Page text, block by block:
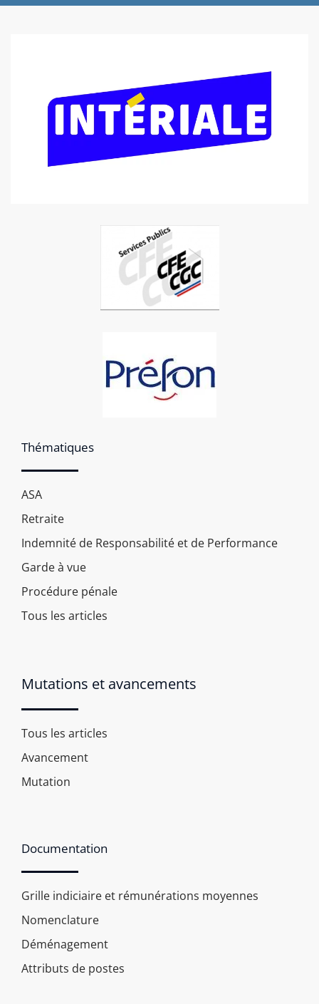
Thématiques
ASA
Retraite
Indemnité de Responsabilité et de Performance
Garde à vue
Procédure pénale
Tous les articles
Mutations et avancements
Tous les articles
Avancement
Mutation
Documentation
Grille indiciaire et rémunérations moyennes
Nomenclature
Déménagement
Attributs de postes